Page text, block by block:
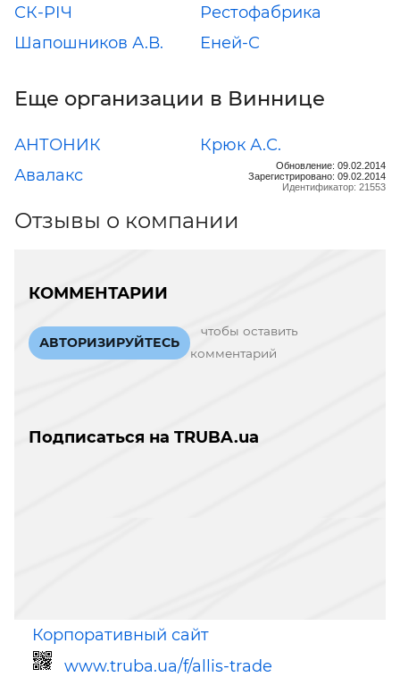
СК-РІЧ
Рестофабрика
Шапошников А.В.
Еней-С
Еще организации в Виннице
АНТОНИК
Крюк А.С.
Авалакс
Обновление: 09.02.2014
Зарегистрировано: 09.02.2014
Идентификатор: 21553
Отзывы о компании
КОММЕНТАРИИ
АВТОРИЗИРУЙТЕСЬ
чтобы оставить
комментарий
Подписаться на TRUBA.ua
Корпоративный сайт
www.truba.ua/f/allis-trade